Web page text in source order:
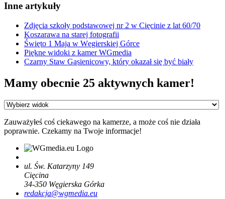
Inne artykuły
Zdjęcia szkoły podstawowej nr 2 w Cięcinie z lat 60/70
Koszarawa na starej fotografii
Święto 1 Maja w Węgierskiej Górce
Piękne widoki z kamer WGmedia
Czarny Staw Gąsienicowy, który okazał się być biały
Mamy obecnie 25 aktywnych kamer!
Zauważyłeś coś ciekawego na kamerze, a może coś nie działa
poprawnie. Czekamy na Twoje informacje!
ul. Św. Katarzyny 149
Cięcina
34-350 Węgierska Górka
redakcja@wgmedia.eu